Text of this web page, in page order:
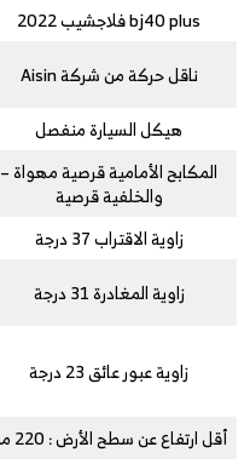
bj40 plus فلاجشيب 2022
ناقل حركة من شركة Aisin
هيكل السيارة منفصل
المكابح الأمامية قرصية مهواة –
والخلفية قرصية
زاوية الاقتراب 37 درجة
زاوية المغادرة 31 درجة
زاوية عبور عائق 23 درجة
أقل ارتفاع عن سطح الأرض : 220 مم